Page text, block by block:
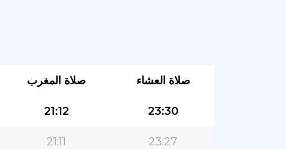
صلاة المغرب صلاة العشاء
21:12 23:30
21:11 23:27